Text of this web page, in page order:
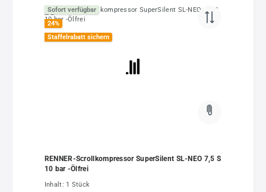
Sofort verfügbar
24%
Staffelrabatt sichern
RENNER-Scrollkompressor SuperSilent SL-NEO 7,5 S
10 bar -Ölfrei
Inhalt: 1 Stück